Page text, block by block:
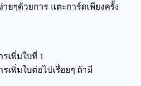
ยๆด้วยการ แตะการ์ดเพียงครั้ง
เพิ่มใบที่ 1
เพิ่มใบต่อไปเรื่อยๆ ถ้ามี